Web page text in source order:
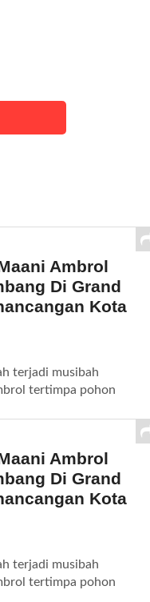
Ambrol
Di Grand
Kota
terjadi musibah
tertimpa pohon
Ambrol
Di Grand
Kota
terjadi musibah
tertimpa pohon